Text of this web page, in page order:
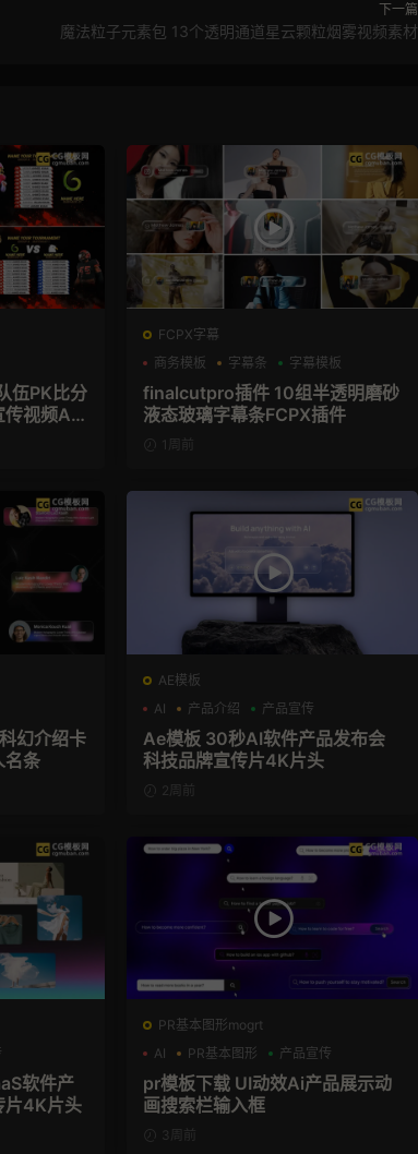
下一篇
魔法粒子元素包 13个透明通道星云颗粒烟雾视频素材
伍PK比分
传视频AE
FCPX字幕
商务模板
字幕条 字幕模板
finalcutpro插件 10组半透明磨砂
液态玻璃字幕条FCPX插件
1周前
幻介绍卡
名条
AE模板
AI
产品介绍 产品宣传
Ae模板 30秒AI软件产品发布会
科技品牌宣传片4K片头
2周前
软件产
片4K片头
PR基本图形mogrt
AI
PR基本图形 产品宣传
pr模板下载 UI动效Ai产品展示动
画搜索栏输入框
3周前